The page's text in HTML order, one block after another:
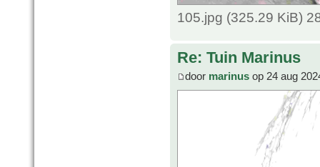
105.jpg (325.29 KiB)
Re: Tuin Marinus
door marinus op 24 aug